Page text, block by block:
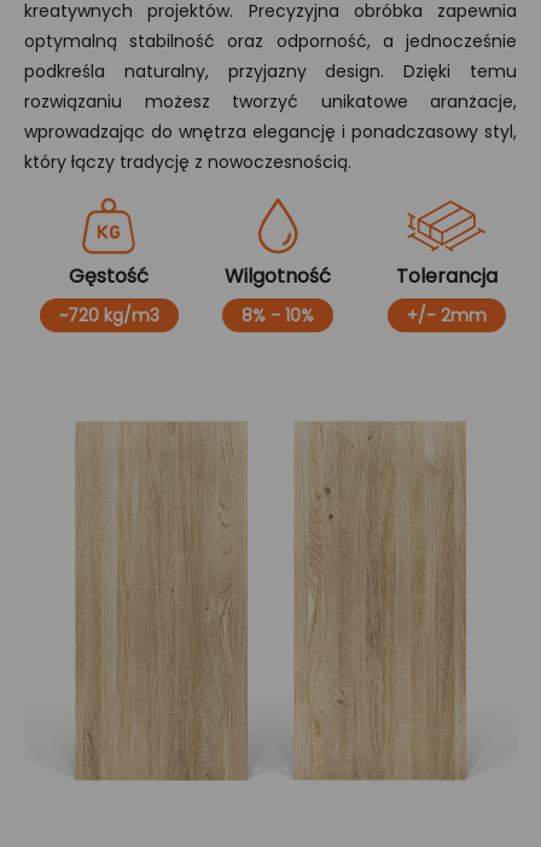
kreatywnych projektów. Precyzyjna obróbka zapewnia
optymalną stabilność oraz odporność, a jednocześnie
podkreśla naturalny, przyjazny design. Dzięki temu
rozwiązaniu możesz tworzyć unikatowe aranżacje,
wprowadzając do wnętrza elegancję i ponadczasowy styl,
który łączy tradycję z nowoczesnością.
Gęstość
~720 kg/m3
Wilgotność
8% - 10%
Tolerancja
+/- 2mm